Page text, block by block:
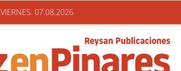
VIERNES. 07.08.2026